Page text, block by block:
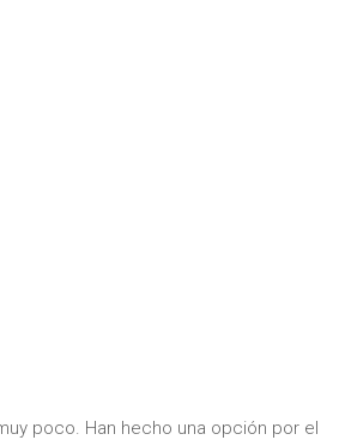
poco. Han hecho una opción por el